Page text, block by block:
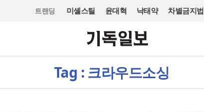
트랜딩 미셸스틸 윤대혁 낙태약 차별금지법
Tag : 크라우드소싱